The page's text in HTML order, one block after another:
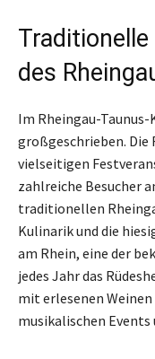
des
Im Rheingau-
großgeschrieben.
vielseitigen
zahlreiche Besucher
traditionellen
Kulinarik und die
am Rhein, eine der
jedes Jahr das
mit erlesenen
musikalischen